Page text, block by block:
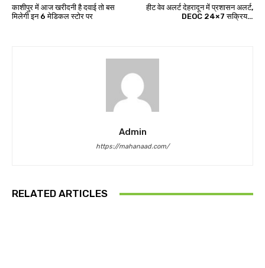
काशीपुर में आज खरीदनी है दवाई तो बस
मिलेगी इन 6 मेडिकल स्टोर पर
हीट वेव अलर्ट देहरादून में प्रशासन अलर्ट,
DEOC 24×7 सक्रिय…
Admin
https://mahanaad.com/
RELATED ARTICLES